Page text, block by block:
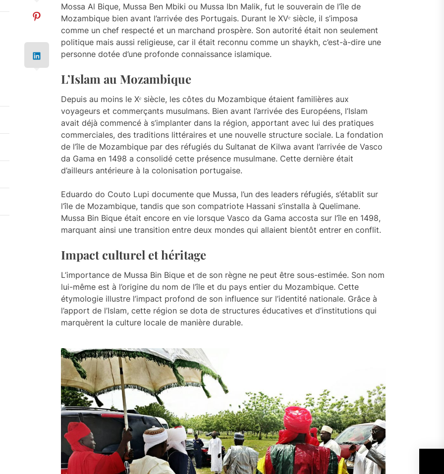
Mossa Al Bique, Mussa Ben Mbiki ou Mussa Ibn Malik, fut le souverain de l’île de
Mozambique bien avant l’arrivée des Portugais. Durant le XVᵉ siècle, il s’imposa
comme un chef respecté et un marchand prospère. Son autorité était non seulement
politique mais aussi religieuse, car il était reconnu comme un shaykh, c’est-à-dire une
personne dotée d’une profonde connaissance islamique.
L’Islam au Mozambique
Depuis au moins le Xᵉ siècle, les côtes du Mozambique étaient familières aux
voyageurs et commerçants musulmans. Bien avant l’arrivée des Européens, l’Islam
avait déjà commencé à s’implanter dans la région, apportant avec lui des pratiques
commerciales, des traditions littéraires et une nouvelle structure sociale. La fondation
de l’île de Mozambique par des réfugiés du Sultanat de Kilwa avant l’arrivée de Vasco
da Gama en 1498 a consolidé cette présence musulmane. Cette dernière était
d’ailleurs antérieure à la colonisation portugaise.
Eduardo do Couto Lupi documente que Mussa, l’un des leaders réfugiés, s’établit sur
l’île de Mozambique, tandis que son compatriote Hassani s’installa à Quelimane.
Mussa Bin Bique était encore en vie lorsque Vasco da Gama accosta sur l’île en 1498,
marquant ainsi une transition entre deux mondes qui allaient bientôt entrer en conflit.
Impact culturel et héritage
L’importance de Mussa Bin Bique et de son règne ne peut être sous-estimée. Son nom
lui-même est à l’origine du nom de l’île et du pays entier du Mozambique. Cette
étymologie illustre l’impact profond de son influence sur l’identité nationale. Grâce à
l’apport de l’Islam, cette région se dota de structures éducatives et d’institutions qui
marquèrent la culture locale de manière durable.